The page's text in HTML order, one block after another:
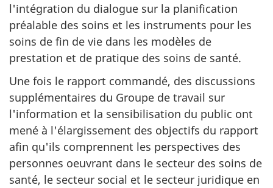
l'intégration du dialogue sur la planification
préalable des soins et les instruments pour les
soins de fin de vie dans les modèles de
prestation et de pratique des soins de santé.
Une fois le rapport commandé, des discussions
supplémentaires du Groupe de travail sur
l'information et la sensibilisation du public ont
mené à l'élargissement des objectifs du rapport
afin qu'ils comprennent les perspectives des
personnes oeuvrant dans le secteur des soins de
santé, le secteur social et le secteur juridique en